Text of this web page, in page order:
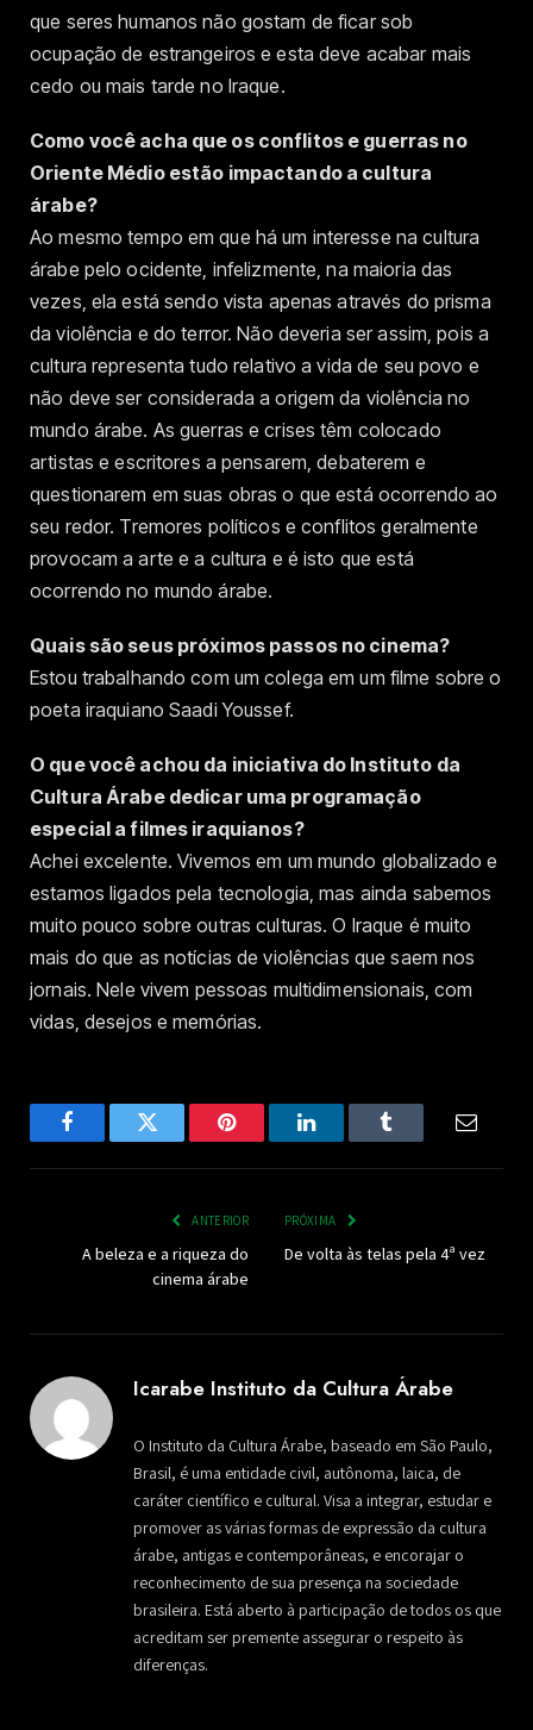
que seres humanos não gostam de ficar sob
ocupação de estrangeiros e esta deve acabar mais
cedo ou mais tarde no Iraque.
Como você acha que os conflitos e guerras no
Oriente Médio estão impactando a cultura
árabe?
Ao mesmo tempo em que há um interesse na cultura
árabe pelo ocidente, infelizmente, na maioria das
vezes, ela está sendo vista apenas através do prisma
da violência e do terror. Não deveria ser assim, pois a
cultura representa tudo relativo a vida de seu povo e
não deve ser considerada a origem da violência no
mundo árabe. As guerras e crises têm colocado
artistas e escritores a pensarem, debaterem e
questionarem em suas obras o que está ocorrendo ao
seu redor. Tremores políticos e conflitos geralmente
provocam a arte e a cultura e é isto que está
ocorrendo no mundo árabe.
Quais são seus próximos passos no cinema?
Estou trabalhando com um colega em um filme sobre o
poeta iraquiano Saadi Youssef.
O que você achou da iniciativa do Instituto da
Cultura Árabe dedicar uma programação
especial a filmes iraquianos?
Achei excelente. Vivemos em um mundo globalizado e
estamos ligados pela tecnologia, mas ainda sabemos
muito pouco sobre outras culturas. O Iraque é muito
mais do que as notícias de violências que saem nos
jornais. Nele vivem pessoas multidimensionais, com
vidas, desejos e memórias.
FacebookTwitter Pinterest LinkedInTumblr
ANTERIOR
A beleza e a riqueza do
cinema árabe
PRÓXIMA
De volta às telas pela 4ª vez
Icarabe Instituto da Cultura Árabe
O Instituto da Cultura Árabe, baseado em São Paulo,
Brasil, é uma entidade civil, autônoma, laica, de
caráter científico e cultural. Visa a integrar, estudar e
promover as várias formas de expressão da cultura
árabe, antigas e contemporâneas, e encorajar o
reconhecimento de sua presença na sociedade
brasileira. Está aberto à participação de todos os que
acreditam ser premente assegurar o respeito às
diferenças.